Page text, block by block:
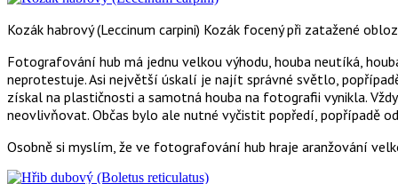
Kozák habrový (Leccinum carpini) Kozák focený při zatažené
Fotografování hub má jednu velkou výhodu, houba neutíká,
neprotestuje. Asi největší úskalí je najít správné světlo,
získal na plastičnosti a samotná houba na fotografii vynikla.
neovlivňovat. Občas bylo ale nutné vyčistit popředí, popřípadě
Osobně si myslím, že ve fotografování hub hraje aranžování